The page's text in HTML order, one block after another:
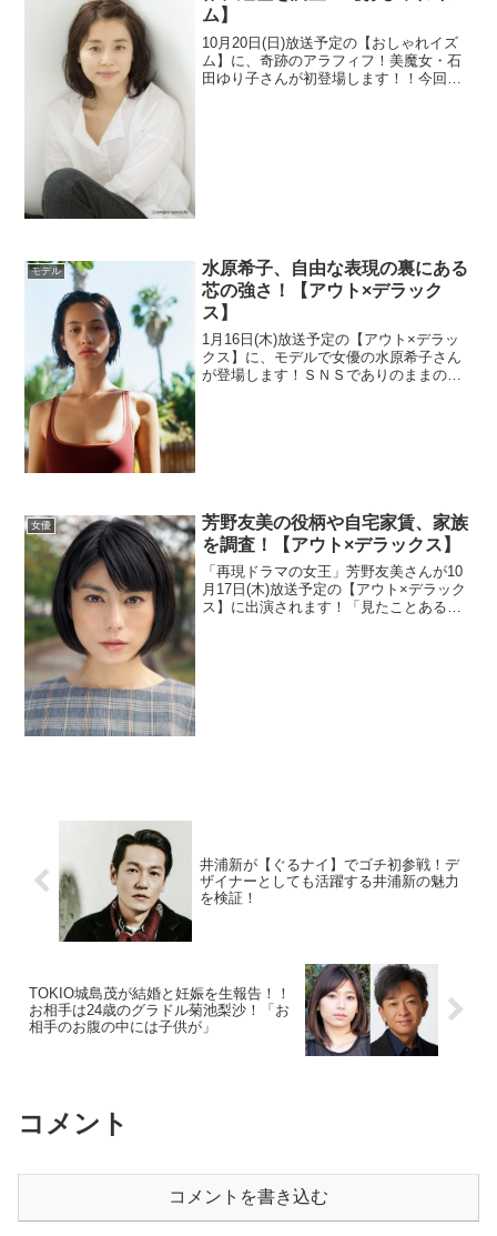
ム】
10月20日(日)放送予定の【おしゃれイズ
ム】に、奇跡のアラフィフ！美魔女・石
田ゆり子さんが初登場します！！今回
モデル
水原希子、自由な表現の裏にある
芯の強さ！【アウト×デラック
ス】
1月16日(木)放送予定の【アウト×デラッ
クス】に、モデルで女優の水原希子さん
が登場します！ＳＮＳでありのままの自
女優
芳野友美の役柄や自宅家賃、家族
を調査！【アウト×デラックス】
「再現ドラマの女王」芳野友美さんが10
月17日(木)放送予定の【アウト×デラック
ス】に出演されます！「見たことあるけ
井浦新が【ぐるナイ】でゴチ初参戦！デ
ザイナーとしても活躍する井浦新の魅力
を検証！
TOKIO城島茂が結婚と妊娠を生報告！！
お相手は24歳のグラドル菊池梨沙！「お
相手のお腹の中には子供が」
コメント
コメントを書き込む